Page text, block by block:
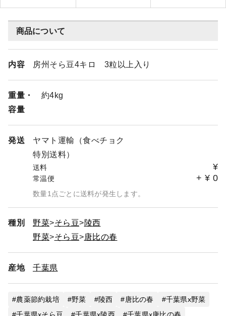
商品について
内容 房州そら豆4キロ 3粒以上入り
重量・
容量
約4kg
発送
ヤマト運輸（食べチョク
特別送料）
送料 ¥
常温便 + ¥ 0
数量1点ごとに送料が発生します。
種別 野菜 そら豆
陵西
野菜
そら豆 唐比の春
産地 千葉県
農薬節約栽培 野菜 陵西 唐比の春
千葉県x野菜